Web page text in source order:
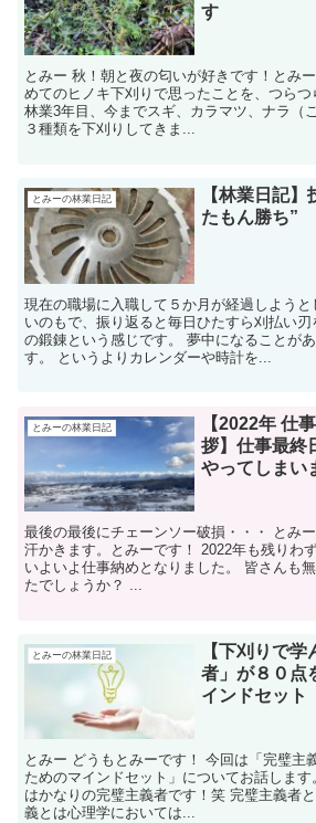
す
とみー 秋！朝と夜の匂いが好きです！とみ
めてのヒノキ下刈りで思ったことを、つらつ
林業3年目、今までスギ、カラマツ、ナラ（
３種類を下刈りしてきま...
とみーの林業日記
【林業日記
たもん勝ち”
現在の職場に入職して５か月が経過しよう
いのもで、振り返ると毎日ひたすら刈払い
の鍛錬という感じです。 夢中になることが
す。 というよりカレンダーや時計を...
とみーの林業日記
【2022年 仕
拶】仕事最終
やってしまい
最後の最後にチェーンソー破損・・・ とみ
汗かきます。とみーです！ 2022年も残りわ
いよいよ仕事納めとなりました。 皆さんも
たでしょうか？ ...
とみーの林業日記
【下刈りで
者」が８０点
インドセット
とみー どうもとみーです！ 今回は「完璧主
ためのマインドセット」についてお話しま
はかなりの完璧主義者です！笑 完璧主義者
義とは心理学においては...